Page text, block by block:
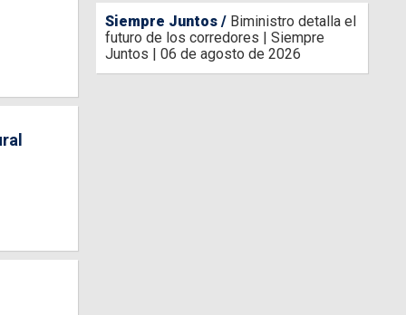
Siempre Juntos
Biministro detalla el
futuro de los corredores | Siempre
Juntos | 06 de agosto de 2026